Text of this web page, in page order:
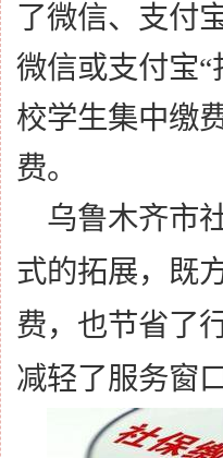
了微信、支付
微信或支付宝
校学生集中缴
费。
乌鲁木齐市
式的拓展，既
费，也节省了
减轻了服务窗